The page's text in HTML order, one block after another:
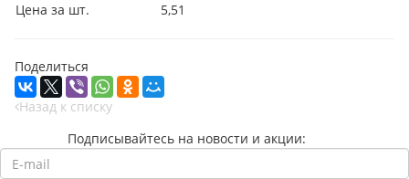
Цена за шт.
5,51
Поделиться
Назад к списку
Подписывайтесь на новости и акции: